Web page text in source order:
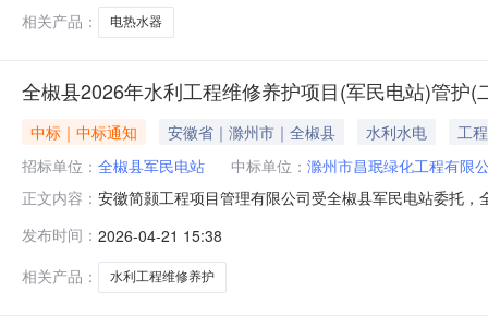
相关产品：
电热水器
全椒县2026年水利工程维修养护项目(军民电站)管护(
中标｜中标通知 安徽省｜滁州市｜全椒县 水利水电
工程
招标单位： 全椒县军民电站 中标单位： 滁州市昌珉绿化工程有限
正文内容： 安徽简颢工程项目管理有限公司受全椒县军民电站委托
日-2026年4月22日。选取单位联系人：曹仁超联系电话
发布时间： 2026-04-21 15:38
相关产品：
水利工程维修养护